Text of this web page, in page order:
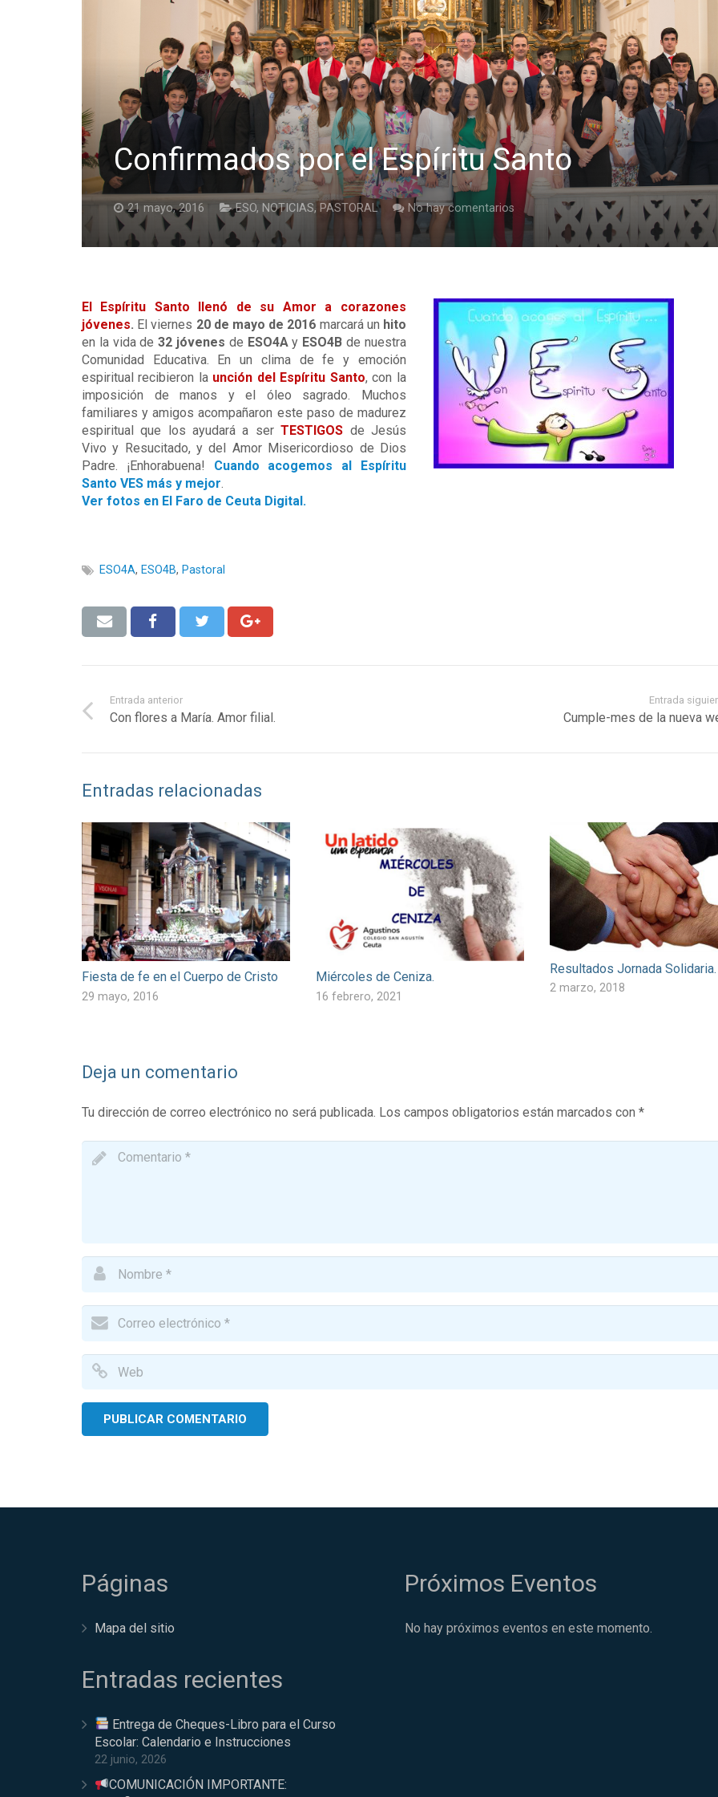
Confirmados por el Espíritu Santo
21 mayo, 2016 ESO, NOTICIAS, PASTORAL No hay comentarios
El Espíritu Santo llenó de su Amor a corazones
jóvenes. El viernes 20 de mayo de 2016 marcará un hito
en la vida de32 jóvenes de ESO4Ay ESO4B de nuestra
Comunidad Educativa. En un clima de fe y emoción
espiritual recibieron la unción del Espíritu Santo, con la
imposición de manos y el óleo sagrado. Muchos
familiares y amigos acompañaron este paso de madurez
espiritual que los ayudará a serTESTIGOS de Jesús
Vivo y Resucitado, y del Amor Misericordioso de Dios
Padre. ¡Enhorabuena! Cuando acogemos al Espíritu
Santo VES más y mejor.
Ver fotos en El Faro de Ceuta Digital.
ESO4A, ESO4B, Pastoral
Entrada anterior
Con flores a María. Amor filial.
Entrada
Cumple-mes de la nueva
Entradas relacionadas
Fiesta de fe en el Cuerpo de Cristo
29 mayo, 2016
Miércoles de Ceniza.
16 febrero, 2021
Resultados Jornada Solidaria.
2 marzo, 2018
Deja un comentario
Tu dirección de correo electrónico no será publicada. Los campos obligatorios están marcados con *
Páginas
Mapa del sitio
Entradas recientes
Entrega de Cheques-Libro para el Curso
Escolar: Calendario e Instrucciones
22 junio, 2026
COMUNICACIÓN IMPORTANTE:
Próximos Eventos
No hay próximos eventos en este momento.